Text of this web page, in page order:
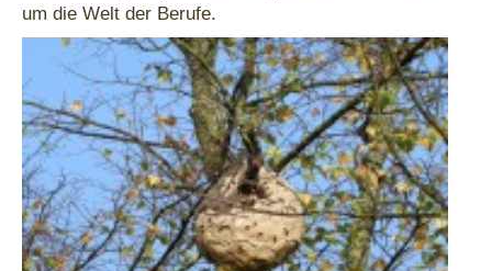
um die Welt der Berufe.